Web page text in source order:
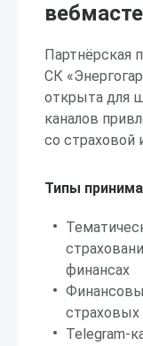
Партнёрская
СК
открыта для
каналов
со страховой
Типы
финансах
Telegram-